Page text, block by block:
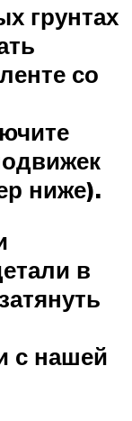
грунтах
со
ниже).
в
с нашей